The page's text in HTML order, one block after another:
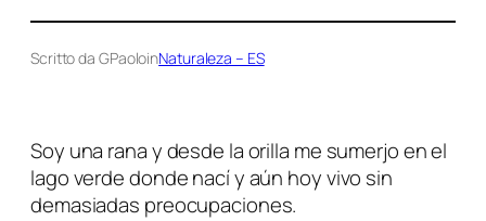
Scritto da GPaoloinNaturaleza – ES
Soy una rana y desde la orilla me sumerjo en el
lago verde donde nací y aún hoy vivo sin
demasiadas preocupaciones.